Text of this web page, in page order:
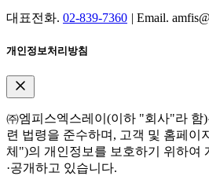
대표전화. 02-839-7360 | Email.
개인정보처리방침
㈜엠피스엑스레이(이하 "회사"라 함
련 법령을 준수하며, 고객 및 홈페이
체")의 개인정보를 보호하기 위하여
·공개하고 있습니다.